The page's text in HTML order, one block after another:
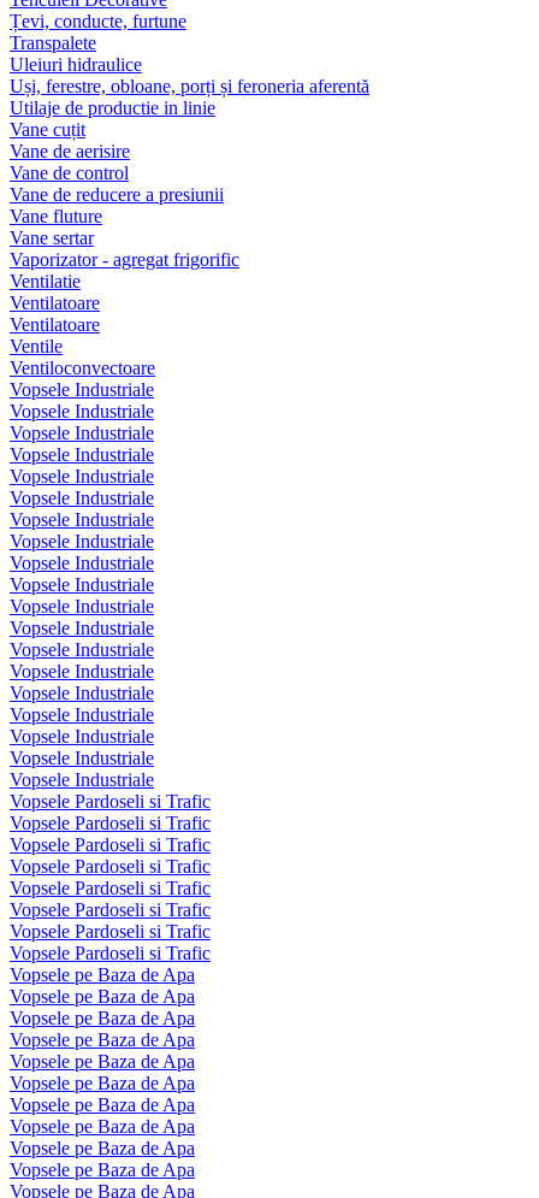
Țevi, conducte, furtune
Transpalete
Uleiuri hidraulice
Uși, ferestre, obloane, porți și feroneria aferentă
Utilaje de productie in linie
Vane cuțit
Vane de aerisire
Vane de control
Vane de reducere a presiunii
Vane fluture
Vane sertar
Vaporizator - agregat frigorific
Ventilatie
Ventilatoare
Ventilatoare
Ventile
Ventiloconvectoare
Vopsele Industriale
Vopsele Industriale
Vopsele Industriale
Vopsele Industriale
Vopsele Industriale
Vopsele Industriale
Vopsele Industriale
Vopsele Industriale
Vopsele Industriale
Vopsele Industriale
Vopsele Industriale
Vopsele Industriale
Vopsele Industriale
Vopsele Industriale
Vopsele Industriale
Vopsele Industriale
Vopsele Industriale
Vopsele Industriale
Vopsele Industriale
Vopsele Pardoseli si Trafic
Vopsele Pardoseli si Trafic
Vopsele Pardoseli si Trafic
Vopsele Pardoseli si Trafic
Vopsele Pardoseli si Trafic
Vopsele Pardoseli si Trafic
Vopsele Pardoseli si Trafic
Vopsele Pardoseli si Trafic
Vopsele pe Baza de Apa
Vopsele pe Baza de Apa
Vopsele pe Baza de Apa
Vopsele pe Baza de Apa
Vopsele pe Baza de Apa
Vopsele pe Baza de Apa
Vopsele pe Baza de Apa
Vopsele pe Baza de Apa
Vopsele pe Baza de Apa
Vopsele pe Baza de Apa
Vopsele pe Baza de Apa